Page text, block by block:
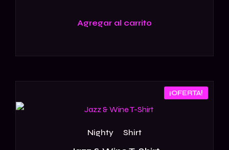
Agregar al carrito
¡OFERTA!
Nighty Shirt